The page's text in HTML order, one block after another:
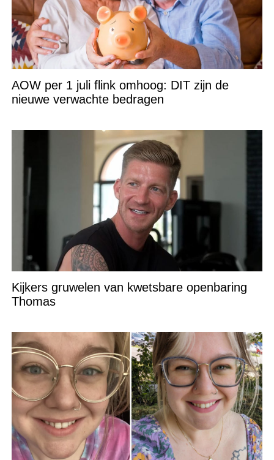
AOW per 1 juli flink omhoog: DIT zijn de
nieuwe verwachte bedragen
Kijkers gruwelen van kwetsbare openbaring
Thomas